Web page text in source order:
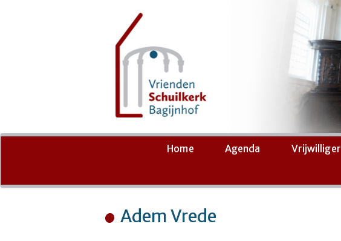
naar
Home Agenda Vrijwilliger
Adem Vrede